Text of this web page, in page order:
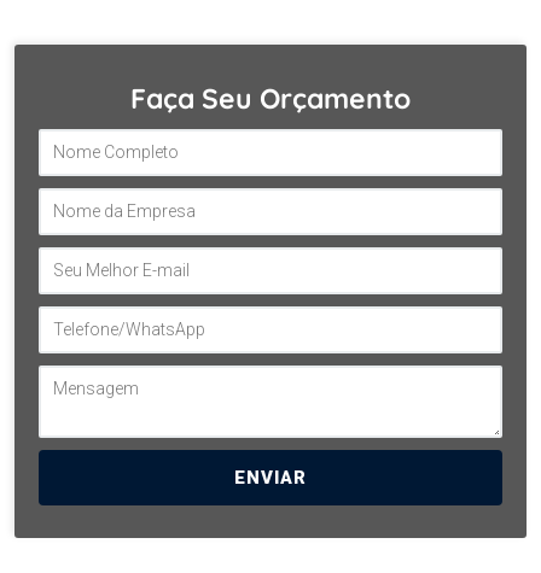
Faça Seu Orçamento
ENVIAR